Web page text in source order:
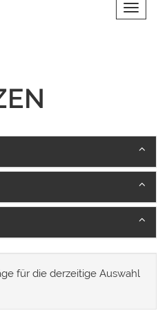
Toggle
für die derzeitige Auswahl